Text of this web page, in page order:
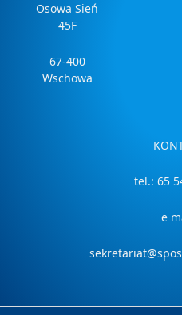
Osowa Sień
45F
67-400
Wschowa
tel.: 65
e